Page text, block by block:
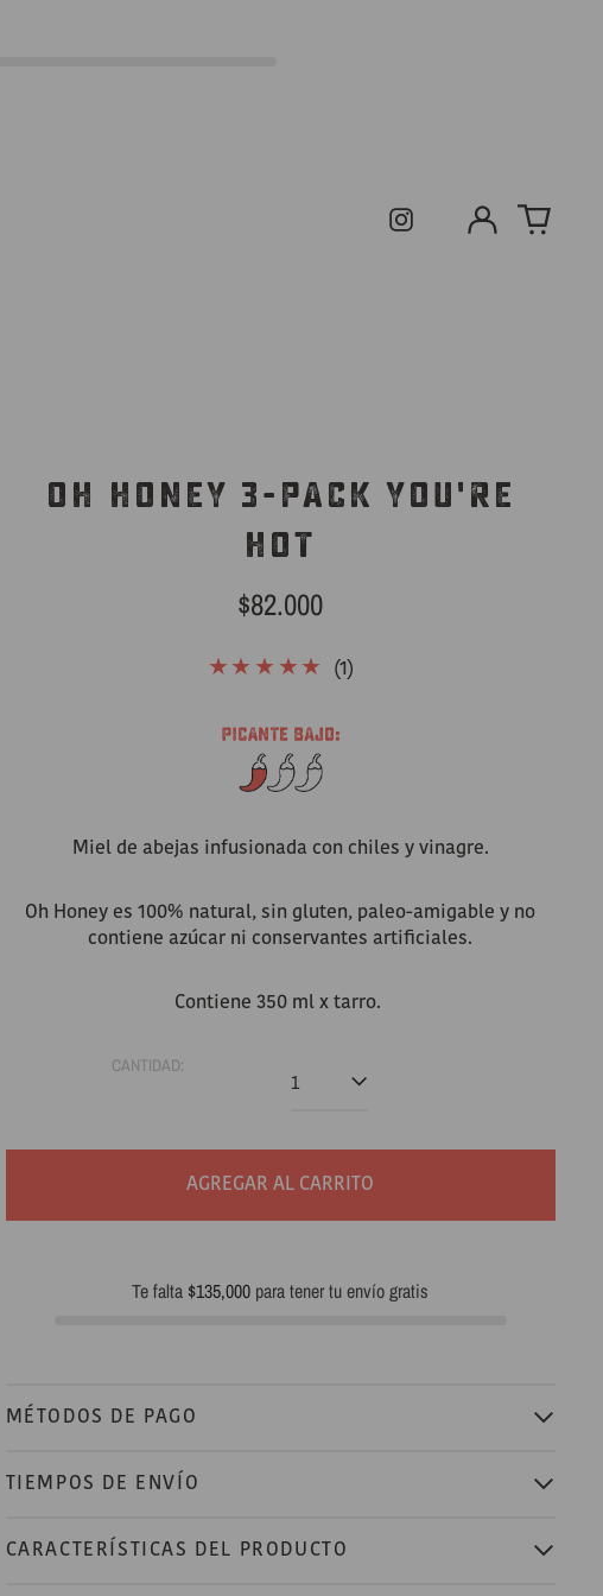
Ingresar
OH HONEY 3-PACK YOU'RE
HOT
Precio
$82.000
(1)1
Miel de abejas infusionada con chiles y vinagre.
Oh Honey es 100% natural, sin gluten, paleo-amigable y no
contiene azúcar ni conservantes artificiales.
Contiene 350 ml x tarro.
CANTIDAD:
AGREGAR AL CARRITO
Te falta $135,000 para tener tu envío gratis
MÉTODOS DE PAGO
TIEMPOS DE ENVÍO
CARACTERÍSTICAS DEL PRODUCTO